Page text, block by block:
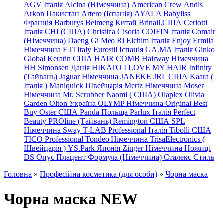
AGV Італія Alcina (Німеччина) American Crew Andis
Arkon Пакистан Artero (Іспанія) AYALA Babyliss
Франція Barburys Beimeng Китай Brinail.США Ceriotti
Італія CHI (США) Christina Cisoria COIFIN Італія Comair
(Німеччина) Daeng Gi Meo Ri Elchim Італія Enjoy Ermila
Німеччина ETI Italy Eurostil Іспанія GA.MA Італія Ginko
Global Keratin США HAIR COMB Hairway Німеччина
HH Simonsen Данія HIKATO I LOVE MY HAIR Infinity
(Тайвань) Jaguar Німеччина JANEKE JRL США Kaara (
Італія ) Maniquick Швейцарія Mertz Німеччина Moser
Німеччина Mr. Scrubber Naomi ( США) Olaplex Olivia
Garden Olton Україна OLYMP Німеччина Original Best
Buy Oster США Panda Польща Parlux Італія Perfect
Beauty PROline (Тайвань) Remington США SPL
Німеччина Sway T-LAB Professional Італія Tibolli США
TICO Professional Tondeo Німеччина TrisaElectronics (
Швейцарія ) YS.Park Японія Zinger Німеччина Ножиці
DS Опус Плацент Формула (Німеччина) Сталекс Стиль
Головна » Професійна косметика (для особи) » Чорна маска
Чорна маска NEW